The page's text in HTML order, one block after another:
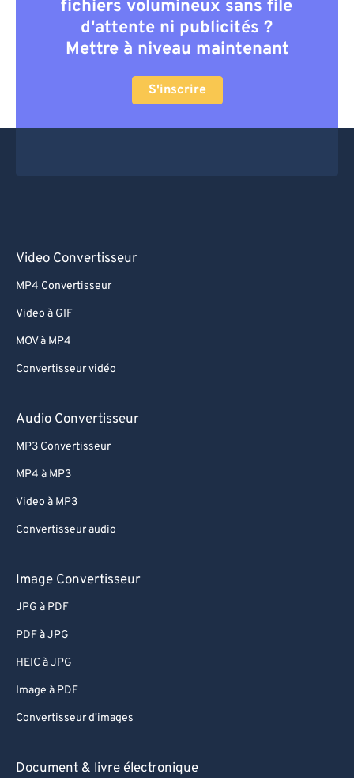
fichiers volumineux sans file
d'attente ni publicités ?
Mettre à niveau maintenant
S'inscrire
Video Convertisseur
MP4 Convertisseur
Video à GIF
MOV à MP4
Convertisseur vidéo
Audio Convertisseur
MP3 Convertisseur
MP4 à MP3
Video à MP3
Convertisseur audio
Image Convertisseur
JPG à PDF
PDF à JPG
HEIC à JPG
Image à PDF
Convertisseur d'images
Document & livre électronique